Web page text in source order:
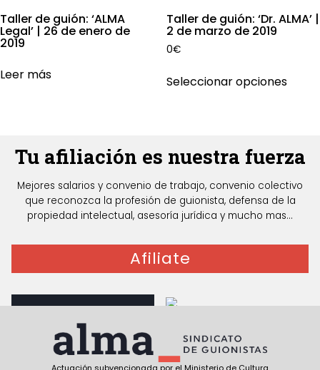
Taller de guión: ‘ALMA
Legal’ | 26 de enero de
2019
Leer más
Taller de guión: ‘Dr. ALMA’ |
2 de marzo de 2019
0€
Seleccionar opciones
Las
se
elegir
en
Tu afiliación es nuestra fuerza
Mejores salarios y convenio de trabajo, convenio colectivo
que reconozca la profesión de guionista, defensa de la
propiedad intelectual, asesoría jurídica y mucho mas...
Afiliate
interesa
Documentos para
Actuación subvencionada por el Ministerio de Cultura